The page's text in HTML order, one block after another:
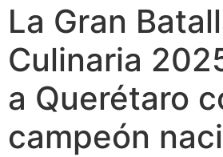
La Gran
Culinaria
a Querétaro
campeón